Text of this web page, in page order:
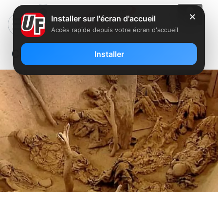
Ce samedi sur FreeboxTV
✕
Installer sur l'écran d'accueil
Accès rapide depuis votre écran d'accueil
Installer